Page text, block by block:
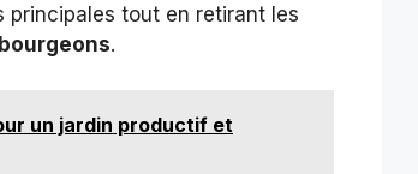
principales tout en retirant les
.
un jardin productif et